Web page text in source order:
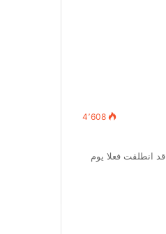
4٬608
ليكن في علم جميع الطلبة أن عملية اعادة التسجيل للطلبة الغير جدد للموسم الجامعي 2026-2027 قد انطلقت فعلا يوم